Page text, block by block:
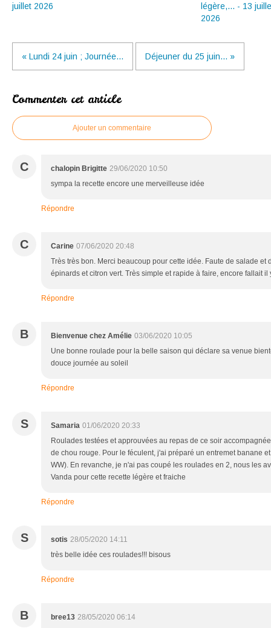
juillet 2026
légère,... - 13
2026
« Lundi 24 juin ; Journée... Déjeuner du 25 juin... »
Commenter cet article
Ajouter un commentaire
C chalopin Brigitte 29/06/2020 10:50
sympa la recette encore une merveilleuse idée
Répondre
C Carine 07/06/2020 20:48
Très très bon. Merci beaucoup pour cette idée. Faute de salade et
épinards et citron vert. Très simple et rapide à faire, encore fallait il
Répondre
B Bienvenue chez Amélie 03/06/2020 10:05
Une bonne roulade pour la belle saison qui déclare sa venue
douce journée au soleil
Répondre
S Samaria 01/06/2020 20:33
Roulades testées et approuvées au repas de ce soir
de chou rouge. Pour le féculent, j'ai préparé un entremet banane
WW). En revanche, je n'ai pas coupé les roulades en 2, nous les
Vanda pour cette recette légère et fraiche
Répondre
S sotis 28/05/2020 14:11
très belle idée ces roulades!!! bisous
Répondre
B bree13 28/05/2020 06:14